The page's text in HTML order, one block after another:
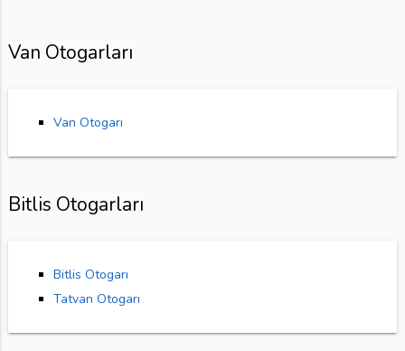
Van Otogarları
Van Otogarı
Bitlis Otogarları
Bitlis Otogarı
Tatvan Otogarı